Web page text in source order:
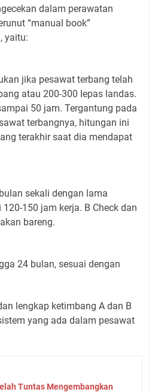
dalam perawatan
“manual book”
yaitu:
jika pesawat terbang telah
atau 200-300 lepas landas.
50 jam. Tergantung pada
terbangnya, hitungan ini
terakhir saat dia mendapat
sekali dengan lama
150 jam kerja. B Check dan
bareng.
24 bulan, sesuai dengan
lengkap ketimbang A dan B
yang ada dalam pesawat
Tuntas Mengembangkan